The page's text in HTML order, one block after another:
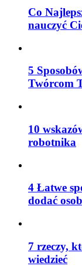
Co
nauczyć
5
Twórcom
10
robotnika
4 Łatwe
dodać
7 rzeczy,
wiedzieć